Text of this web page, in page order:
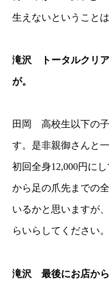
生えないということは
滝沢 トータルクリ
が。
田岡 高校生以下の子
す。是非親御さんと
初回全身12,000円に
から足の爪先までの
いるかと思いますが
らいらしてください。
滝沢 最後にお店から